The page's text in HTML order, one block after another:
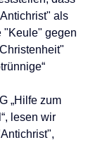
als
"Keule" gegen
„Hilfe zum
lesen wir